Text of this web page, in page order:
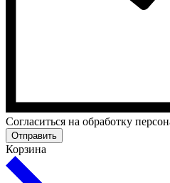
Cогласиться на обработку
Отправить
Корзина